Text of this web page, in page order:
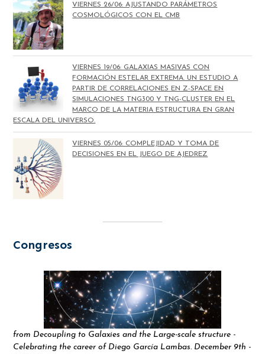
VIERNES 26/06: AJUSTANDO PARÁMETROS
COSMOLÓGICOS CON EL CMB
VIERNES 19/06: GALAXIAS MASIVAS CON
FORMACIÓN ESTELAR EXTREMA. UN ESTUDIO A
PARTIR DE CORRELACIONES EN Z-SPACE EN
SIMULACIONES TNG300 Y TNG-CLUSTER EN EL
MARCO DE LA MATERIA ESTRUCTURA EN GRAN
ESCALA DEL UNIVERSO.
VIERNES 05/06: COMPLEJIDAD Y TOMA DE
DECISIONES EN EL JUEGO DE AJEDREZ
Congresos
from Decoupling to Galaxies and the Large-scale structure -
Celebrating the career of Diego García Lambas. December 9th -